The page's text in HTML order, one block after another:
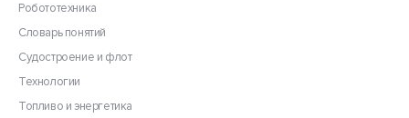
Робототехника
Словарь понятий
Судостроение и флот
Технологии
Топливо и энергетика